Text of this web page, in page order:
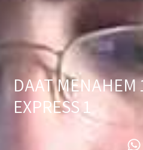
DAAT MENAHEM
EXPRESS 1